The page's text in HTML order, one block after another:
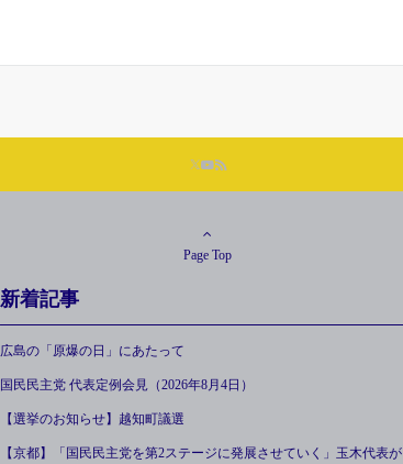
Page Top
新着記事
広島の「原爆の日」にあたって
国民民主党 代表定例会見（2026年8月4日）
【選挙のお知らせ】越知町議選
【京都】「国民民主党を第2ステージに発展させていく」玉木代表が